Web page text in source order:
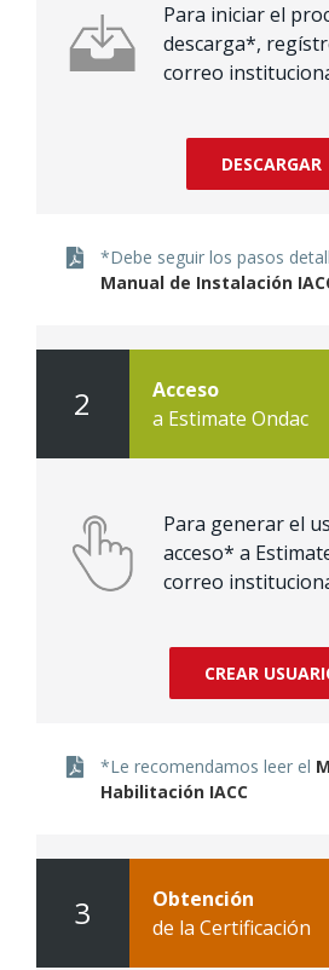
Para iniciar el
descarga*,
correo
DESCARGAR
*Debe seguir los pasos
Manual de Instalación
2
Acceso
a Estimate Ondac
Para generar el
acceso* a
correo
CREAR
*Le recomendamos leer el
Habilitación IACC
3
Obtención
de la Certificación